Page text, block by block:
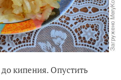
кипения. Опустить